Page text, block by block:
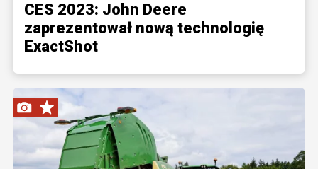
CES 2023: John Deere
zaprezentował nową technologię
ExactShot